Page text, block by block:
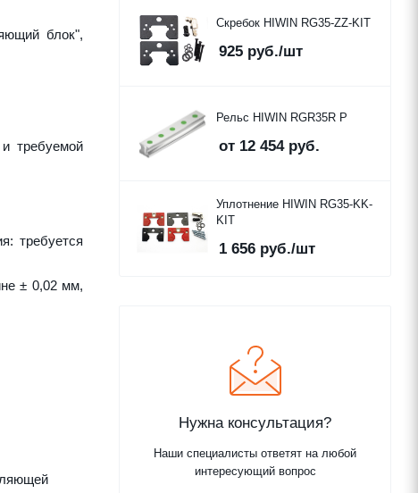
блок",
требуемой
требуется
± 0,02 мм,
Скребок HIWIN RG35-ZZ-KIT
925 руб./шт
Рельс HIWIN RGR35R P
от 12 454 руб.
Уплотнение HIWIN RG35-KK-
KIT
1 656 руб./шт
Нужна консультация?
Наши специалисты ответят на любой
интересующий вопрос